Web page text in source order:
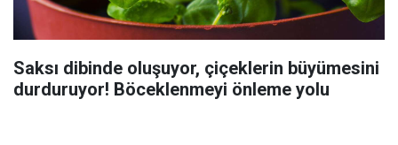
Saksı dibinde oluşuyor, çiçeklerin büyümesini
durduruyor! Böceklenmeyi önleme yolu